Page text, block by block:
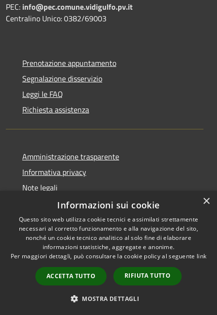
PEC: info@pec.comune.vidigulfo.pv.it
Centralino Unico: 0382/69003
Prenotazione appuntamento
Segnalazione disservizio
Leggi le FAQ
Richiesta assistenza
Amministrazione trasparente
Informativa privacy
Note legali
Dichiarazione di accessibilità
RSS
Accessibilità
Copyright © 2026 • Comune di
Vidigulfo • Powered by
Municipium•
Accesso
redazione
×
Informazioni sui cookie
Questo sito web utilizza cookie tecnici e assimilati strettamente
necessari al corretto funzionamento e alla navigazione del sito,
nonché un cookie tecnico analitico al solo fine di elaborare
informazioni statistiche, aggregate e anonime.
Per maggiori dettagli, può consultare la cookie policy al seguente link
ACCETTA TUTTO RIFIUTA TUTTO
MOSTRA DETTAGLI